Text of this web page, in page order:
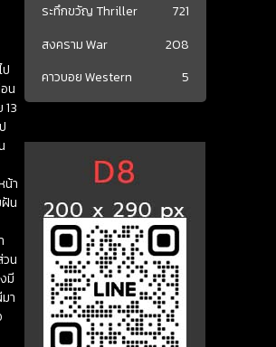
น
13
น้า
น
น
มี
า
ระทึกขวัญ Thriller
721
สงคราม War
208
คาวบอย Western
5